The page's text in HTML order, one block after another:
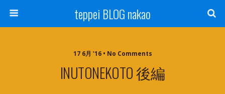
teppei BLOG nakao
17 6月 ’16 • No Comments
INUTONEKOTO 後編